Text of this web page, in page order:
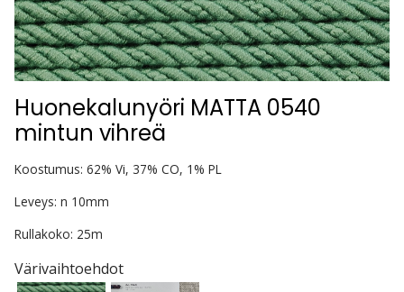
Huonekalunyöri MATTA 0540
mintun vihreä
Koostumus: 62% Vi, 37% CO, 1% PL
Leveys: n 10mm
Rullakoko: 25m
Värivaihtoehdot